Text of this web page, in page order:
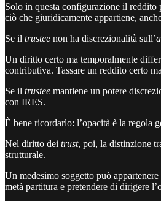
Solo in questa configurazione il reddito
ciò che giuridicamente appartiene,
Se il trustee non ha discrezionalità sull’
Un diritto certo ma temporalmente
contributiva. Tassare un reddito certo
Se il trustee mantiene un potere
con IRES.
È bene ricordarlo: l’opacità è la regola
Nel diritto dei trust, poi, la distinzione
strutturale.
Un medesimo soggetto può
metà partitura e pretendere di dirigere